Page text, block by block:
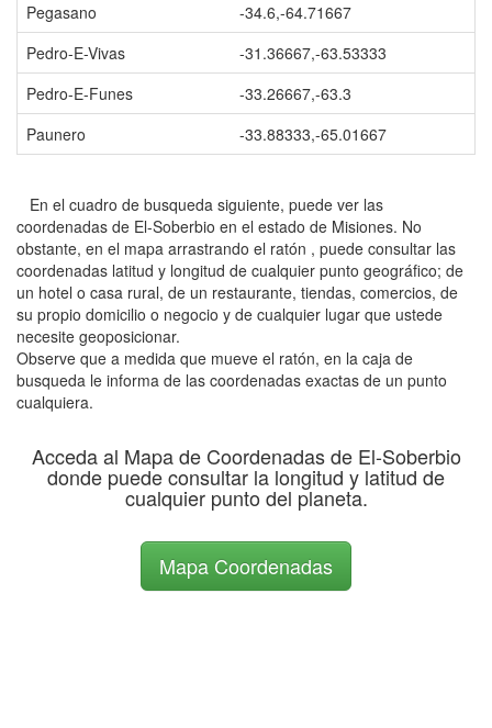
Pegasano
-34.6,-64.71667
Pedro-E-Vivas
-31.36667,-63.53333
Pedro-E-Funes
-33.26667,-63.3
Paunero
-33.88333,-65.01667
En el cuadro de busqueda siguiente, puede ver las
coordenadas de El-Soberbio en el estado de Misiones. No
obstante, en el mapa arrastrando el ratón , puede consultar las
coordenadas latitud y longitud de cualquier punto geográfico; de
un hotel o casa rural, de un restaurante, tiendas, comercios, de
su propio domicilio o negocio y de cualquier lugar que ustede
necesite geoposicionar.
Observe que a medida que mueve el ratón, en la caja de
busqueda le informa de las coordenadas exactas de un punto
cualquiera.
Acceda al Mapa de Coordenadas de El-Soberbio
donde puede consultar la longitud y latitud de
cualquier punto del planeta.
Mapa Coordenadas